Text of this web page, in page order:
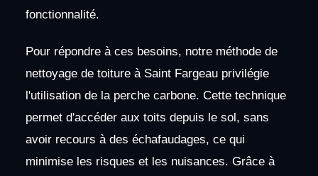
fonctionnalité.
Pour répondre à ces besoins, notre méthode de
nettoyage de toiture à Saint Fargeau privilégie
l'utilisation de la perche carbone. Cette technique
permet d'accéder aux toits depuis le sol, sans
avoir recours à des échafaudages, ce qui
minimise les risques et les nuisances. Grâce à